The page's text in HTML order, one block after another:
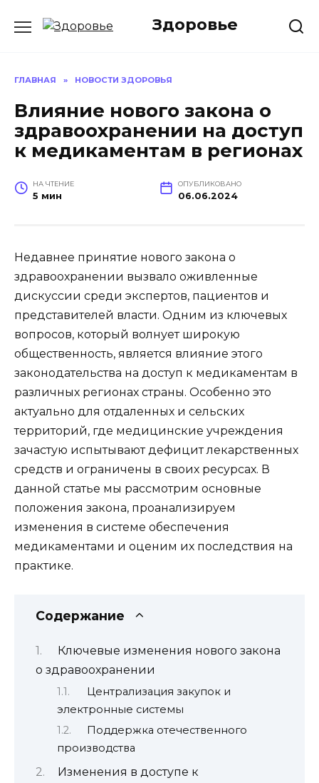
Здоровье
ГЛАВНАЯ » НОВОСТИ ЗДОРОВЬЯ
Влияние нового закона о
здравоохранении на доступ
к медикаментам в регионах
НА ЧТЕНИЕ
5 мин
ОПУБЛИКОВАНО
06.06.2024
Недавнее принятие нового закона о
здравоохранении вызвало оживленные
дискуссии среди экспертов, пациентов и
представителей власти. Одним из ключевых
вопросов, который волнует широкую
общественность, является влияние этого
законодательства на доступ к медикаментам в
различных регионах страны. Особенно это
актуально для отдаленных и сельских
территорий, где медицинские учреждения
зачастую испытывают дефицит лекарственных
средств и ограничены в своих ресурсах. В
данной статье мы рассмотрим основные
положения закона, проанализируем
изменения в системе обеспечения
медикаментами и оценим их последствия на
практике.
Содержание
Ключевые изменения нового закона
о здравоохранении
Централизация закупок и
электронные системы
Поддержка отечественного
производства
Изменения в доступе к